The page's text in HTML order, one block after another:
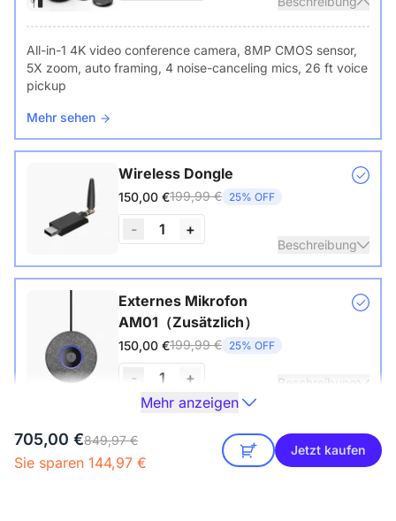
All-in-1 4K video conference camera, 8MP CMOS sensor,
5X zoom, auto framing, 4 noise-canceling mics, 26 ft voice
pickup
Mehr sehen
Wireless Dongle
150,00 €199,99 € 25% OFF
- 1 +
Beschreibung
Drahtloser USB-Adapter für Konferenzkameras
Externes Mikrofon
AM01（Zusätzlich）
150,00 €199,99 € 25% OFF
- 1 + Beschreibung
3-Meter Abholradius, erweitern Sie den Audiobereich,
Anschluss an Konferenzkamera
Kamerastativ ST30
129,00 € 14% OFF
Mehr anzeigen
705,00 €849,97 €
Sie sparen 144,97 €
Jetzt kaufen